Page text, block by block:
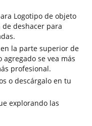
Logotipo de objeto
deshacer para
la parte superior de
se vea más
profesional.
o descárgalo en tu
explorando las